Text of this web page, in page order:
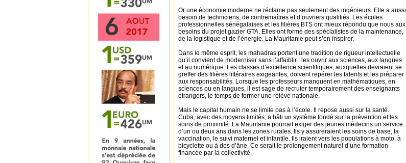
Or une économie moderne ne réclame pas seulement des ingénieurs. Elle a aussi
besoin de techniciens, de contremaîtres et d’ouvriers qualifiés. Les écoles
professionnelles sénégalaises et les filières BTS ont mieux répondu que nous aux
besoins du projet gazier GTA. Elles ont formé des spécialistes de la maintenance,
de la logistique et de l’énergie. La Mauritanie peut s’en inspirer.
Dans le même esprit, les mahadras portent une tradition de rigueur intellectuelle
qu’il convient de moderniser sans l’affaiblir : les ouvrir aux sciences, aux langues
et au numérique. Les classes d’excellence scientifiques, auxquelles devraient se
greffer des filières littéraires exigeantes, doivent repérer les talents et les préparer
aux responsabilités. Lorsque les professeurs manquent en mathématiques, en
sciences ou en langues, il est sage de recruter temporairement des enseignants
étrangers, le temps de former une relève nationale.
Mais le capital humain ne se limite pas à l’école. Il repose aussi sur la santé.
Cuba, avec des moyens limités, a bâti un système fondé sur la prévention et les
soins de proximité. La Mauritanie pourrait exiger des jeunes médecins un service
d’un ou deux ans dans les zones rurales. Ils y assureraient les soins de base, la
vaccination, le suivi maternel et infantile. Ils iraient vers les populations à moto, à
bicyclette ou à dos d’âne. Ce serait le prolongement naturel d’une formation
financée par la collectivité.